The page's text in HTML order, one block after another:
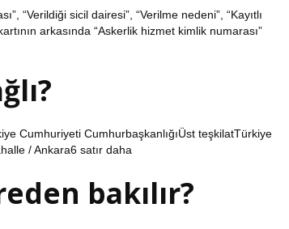
“Verildiği sicil dairesi”, “Verilme nedeni”, “Kayıtlı
arkasında “Askerlik hizmet kimlik numarası”
Cumhuriyeti CumhurbaşkanlığıÜst teşkilatTürkiye
/ Ankara6 satır daha
bakılır?